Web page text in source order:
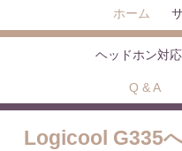
ホーム
ヘッドホン対
Q & A
Logicool G335